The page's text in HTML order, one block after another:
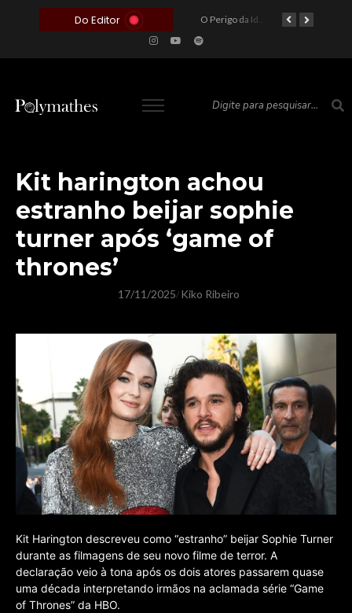
Do Editor
O Voto como Moeda: Clientelismo e o Analfabetismo Funcional Político no Brasil O Perigo da Ideologia Desenfreada na Justiça: Quando a Pauta Política Substitui a Pena Criminal
Kit harington achou
estranho beijar sophie
turner após ‘game of
thrones’
17/11/2025/ Kiko Ribeiro
Kit Harington descreveu como “estranho” beijar Sophie Turner
durante as filmagens de seu novo filme de terror. A
declaração veio à tona após os dois atores passarem quase
uma década interpretando irmãos na aclamada série “Game
of Thrones” da HBO.